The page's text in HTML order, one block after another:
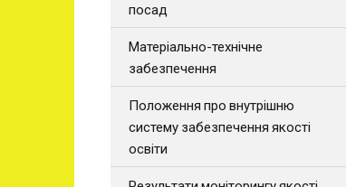
посад
Матеріально-технічне
забезпечення
Положення про внутрішню
систему забезпечення якості
освіти